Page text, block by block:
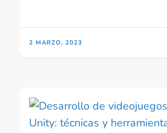
2 MARZO, 2023